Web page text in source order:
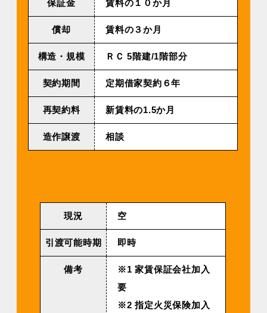
保証金 賃料の１０か月
償却 賃料の３か月
構造・規模 ＲＣ 5階建/1階部分
契約期間 定期借家契約６年
再契約料 新賃料の1.5か月
造作譲渡 相談
現況 空
引渡可能時期 即時
備考
※1 家賃保証会社加入
要
※2 指定火災保険加入